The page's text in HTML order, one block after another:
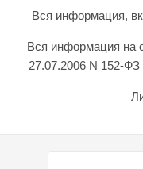
Вся информация,
Вся информация на
27.07.2006 N 152-